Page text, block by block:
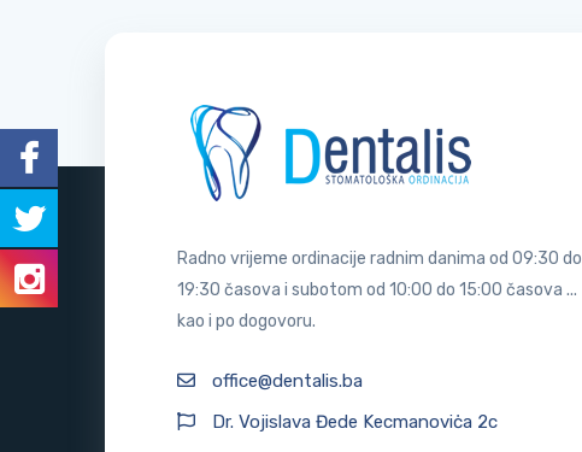
Radno vrijeme ordinacije radnim danima od 09:30 do
19:30 časova i subotom od 10:00 do 15:00 časova ...
kao i po dogovoru.
office@dentalis.ba
Dr. Vojislava Đede Kecmanoviċa 2c